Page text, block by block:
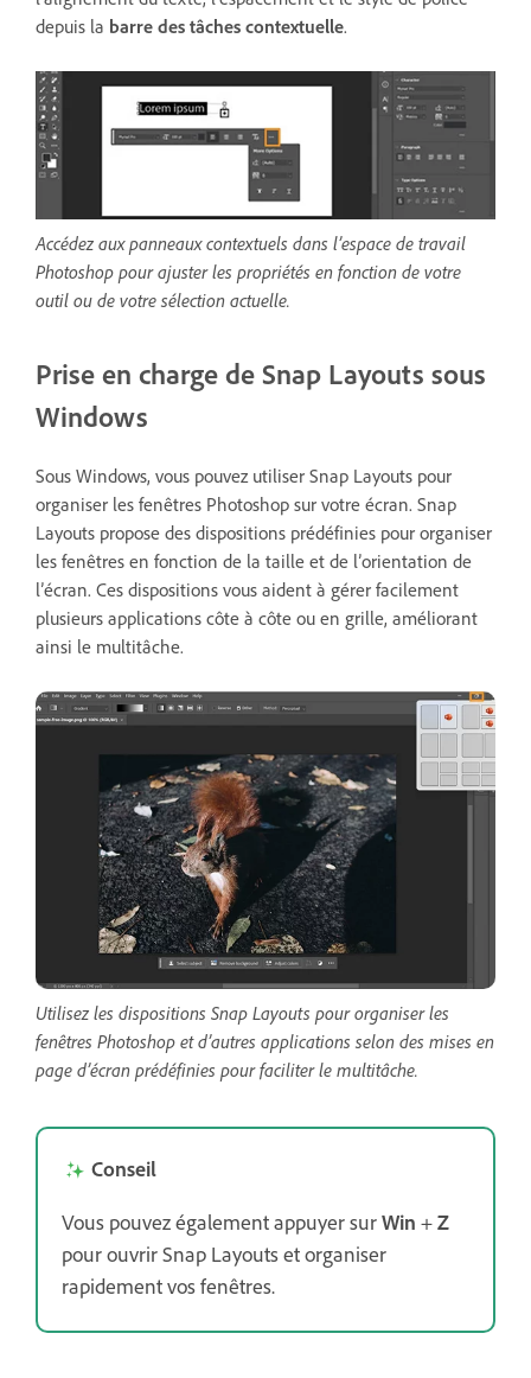
depuis la barre des tâches contextuelle.
Accédez aux panneaux contextuels dans l’espace de travail
Photoshop pour ajuster les propriétés en fonction de votre
outil ou de votre sélection actuelle.
Prise en charge de Snap Layouts sous
Windows
Sous Windows, vous pouvez utiliser Snap Layouts pour
organiser les fenêtres Photoshop sur votre écran. Snap
Layouts propose des dispositions prédéfinies pour organiser
les fenêtres en fonction de la taille et de l’orientation de
l’écran. Ces dispositions vous aident à gérer facilement
plusieurs applications côte à côte ou en grille, améliorant
ainsi le multitâche.
Utilisez les dispositions Snap Layouts pour organiser les
fenêtres Photoshop et d’autres applications selon des mises en
page d’écran prédéfinies pour faciliter le multitâche.
Conseil
Vous pouvez également appuyer surWin +Z
pour ouvrir Snap Layouts et organiser
rapidement vos fenêtres.